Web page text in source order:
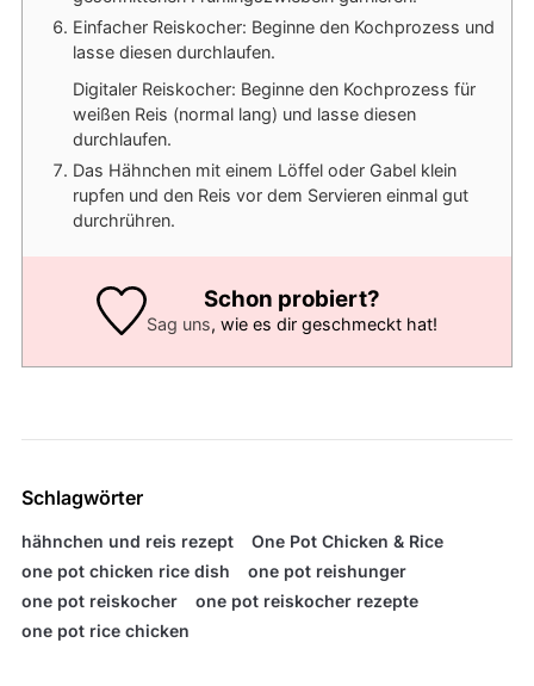
Einfacher Reiskocher: Beginne den Kochprozess und
lasse diesen durchlaufen.
Digitaler Reiskocher: Beginne den Kochprozess für
weißen Reis (normal lang) und lasse diesen
durchlaufen.
Das Hähnchen mit einem Löffel oder Gabel klein
rupfen und den Reis vor dem Servieren einmal gut
durchrühren.
Schon probiert?
Sag uns, wie es dir geschmeckt hat!
Schlagwörter
hähnchen und reis rezept
One Pot Chicken & Rice
one pot chicken rice dish
one pot reishunger
one pot reiskocher
one pot reiskocher rezepte
one pot rice chicken